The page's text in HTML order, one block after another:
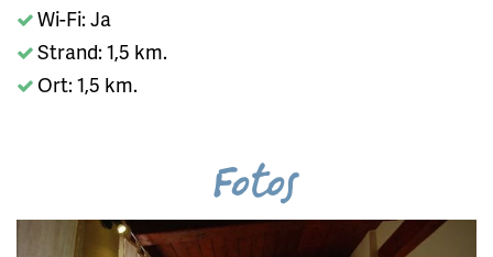
Wi-Fi: Ja
Strand: 1,5 km.
Ort: 1,5 km.
Fotos